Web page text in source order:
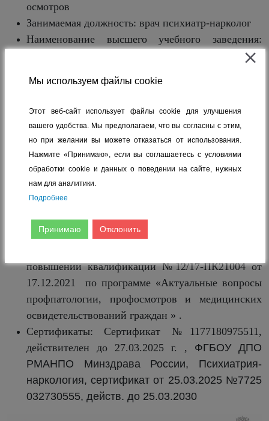
осмотров
Занимаемая должность: врач психиатр-нарколог
Наименование высшего учебного заведения:
Федеральное государственное бюджетное
образования «Чувашский государственный
Чебоксары
Год получения диплома: 1993 г.
Образование: Диплом УВ №264984 от 22.01.1993
г. по специальности «Педиатрия» ; Свидетельство
о прохождении повышения квалификации от
31.01.1994 г. по специальности «Психиатрия» ;
Удостоверение о повышении квалификации
№У001638.03/20 от 27.03.2020 по программе
повышении квалификации №12/17-ПК21004 от
17.12.2021 по программе «Актуальные вопросы
профпатологии, профосмотров и медицинских
освидетельствований граждан » .
Сертификаты: Сертификат №1177180975511,
действителен до 27.03.2025 г. , ФГБОУ ДПО
РМАНПО Минздрава России, Психиатрия-
наркология, сертификат от 25.03.2025 №7725
032730555, действ. до 25.03.2030
Мы используем файлы cookie
Этот веб-сайт использует файлы cookie для улучшения
вашего удобства. Мы предполагаем, что вы согласны с этим,
но при желании вы можете отказаться от использования.
Нажмите «Принимаю», если вы соглашаетесь с условиями
обработки cookie и данных о поведении на сайте, нужных
нам для аналитики.
Подробнее
Принимаю Отклонить